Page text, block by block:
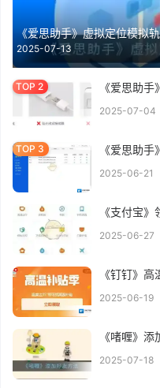
《爱思助手》虚拟定位模拟
2025-07-13
《爱思助
2025-07-04
《爱思助
2025-06-21
《支付宝
2025-06-27
《钉钉》
2025-06-19
《啫喱》
2025-07-18